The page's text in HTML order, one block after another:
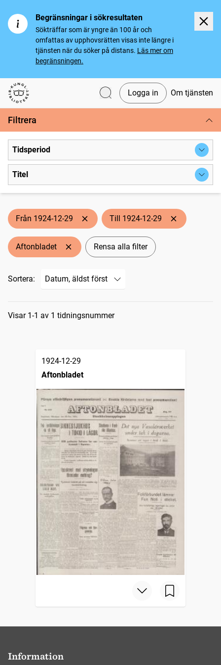
Begränsningar i sökresultaten
Sökträffar som är yngre än 100 år och
omfattas av upphovsrätten visas inte längre i
tjänsten när du söker på distans. Läs mer om
begränsningen.
Svenska tidningar
Logga in Om tjänsten
Filtrera
Tidsperiod
Titel
Från 1924-12-29 Till 1924-12-29
Aftonbladet Rensa alla filter
Sortera:
Sökresultat
Visar 1-1 av 1 tidningsnummer
1924-12-29
Aftonbladet
Information